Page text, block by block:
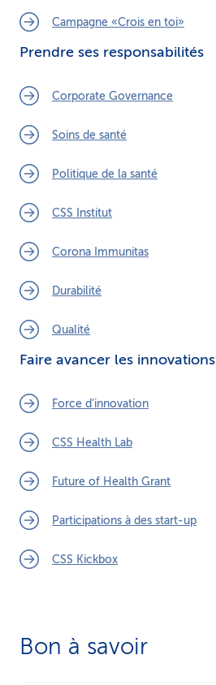
Campagne «Crois en toi»
Prendre ses responsabilités
Corporate Governance
Soins de santé
Politique de la santé
CSS Institut
Corona Immunitas
Durabilité
Qualité
Faire avancer les innovations
Force d’innovation
CSS Health Lab
Future of Health Grant
Participations à des start-up
CSS Kickbox
Bon à savoir